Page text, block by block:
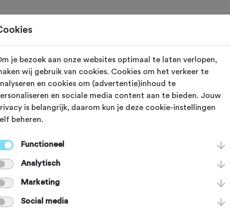
toevoegen voor:
Elfstedentocht - 19-1-2025
andere sportieve fietsers op weg. Bedankt!
toertocht?
van de volgende onderdelen?
je bezoek aan onze websites optimaal te laten verlopen,
wij gebruik van cookies. Cookies om het verkeer te
en cookies om (advertentie)inhoud te
en sociale media content aan te bieden. Jouw
is belangrijk, daarom kun je deze cookie-instellingen
beheren.
Functioneel
Analytisch
Marketing
Social media